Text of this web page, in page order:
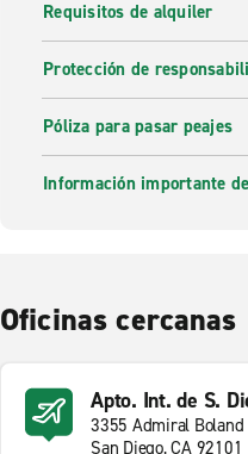
Requisitos de alquiler
Protección de
Póliza para pasar peajes
Información importante
Oficinas cercanas
Apto. Int. de S.
3355 Admiral Boland
San Diego, CA 92101